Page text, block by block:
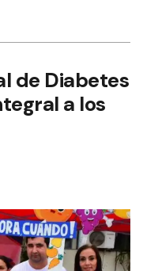
de Diabetes
a los